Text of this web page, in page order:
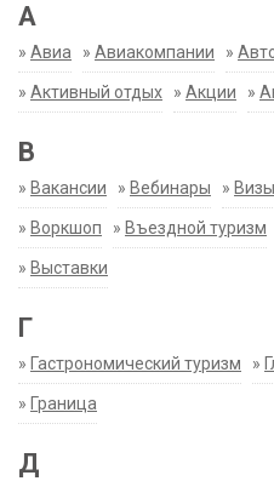
А
» Авиа » Авиакомпании »
» Активный отдых » Акции »
В
» Вакансии » Вебинары » Визы
» Воркшоп » Въездной туризм
» Выставки
Г
» Гастрономический туризм »
» Граница
Д